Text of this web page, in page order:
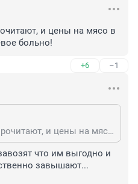
и цены на мясо в
больно!
+6 –1
Сейчас нужные люди прочитают, и цены на мясо в облака улетят, а то дешевое больно!
что им выгодно и
завышают...